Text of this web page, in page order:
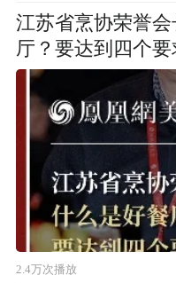
江苏省烹协荣誉
厅？要达到四个要
2.4万次播放